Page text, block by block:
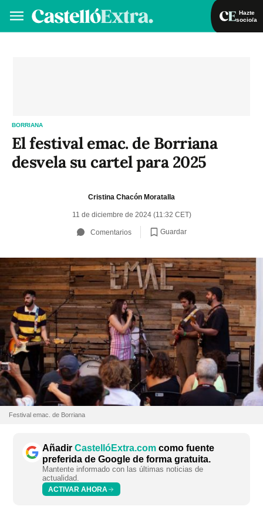
Hazte
socio/a
BORRIANA
El festival emac. de Borriana
desvela su cartel para 2025
Cristina Chacón Moratalla
11 de diciembre de 2024 (11:32 CET)
Comentarios Guardar
Festival emac. de Borriana
Añadir CastellóExtra.com como fuente
preferida de Google de forma gratuita.
Mantente informado con las últimas noticias de
actualidad.
ACTIVAR AHORA